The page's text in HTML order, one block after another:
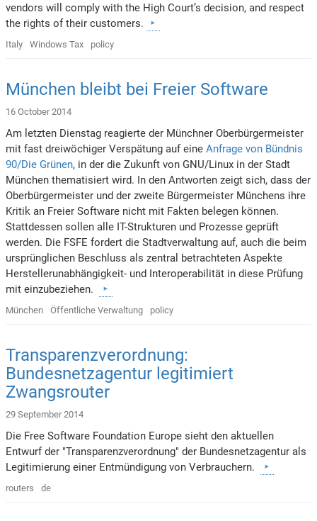
vendors will comply with the High Court’s decision, and respect
the rights of their customers.
Italy Windows Tax policy
München bleibt bei Freier Software
16 October 2014
Am letzten Dienstag reagierte der Münchner Oberbürgermeister
mit fast dreiwöchiger Verspätung auf eineAnfrage von Bündnis
90/Die Grünen, in der die Zukunft von GNU/Linux in der Stadt
München thematisiert wird. In den Antworten zeigt sich, dass der
Oberbürgermeister und der zweite Bürgermeister Münchens ihre
Kritik an Freier Software nicht mit Fakten belegen können.
Stattdessen sollen alle IT-Strukturen und Prozesse geprüft
werden. Die FSFE fordert die Stadtverwaltung auf, auch die beim
ursprünglichen Beschluss als zentral betrachteten Aspekte
Herstellerunabhängigkeit- und Interoperabilität in diese Prüfung
mit einzubeziehen.
München Öffentliche Verwaltung policy
Transparenzverordnung:
Bundesnetzagentur legitimiert
Zwangsrouter
29 September 2014
Die Free Software Foundation Europe sieht den aktuellen
Entwurf der "Transparenzverordnung" der Bundesnetzagentur als
Legitimierung einer Entmündigung von Verbrauchern.
routers de